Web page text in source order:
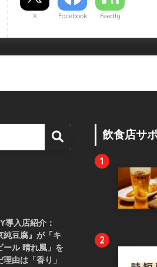
X Facebook Feedly
導入店紹介：
純豆腐』が「キ
ール 晴れ風」を
理由は「香り」
飲食店サ
1
2